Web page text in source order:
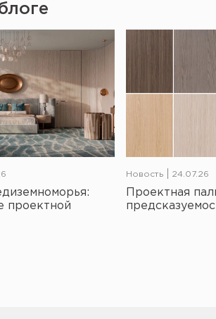
проектной
Новость 24.07.26
Проектная